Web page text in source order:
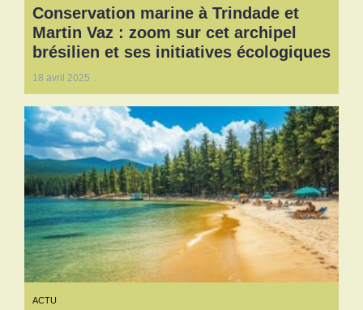
Conservation marine à Trindade et
Martin Vaz : zoom sur cet archipel
brésilien et ses initiatives écologiques
18 avril 2025
ACTU